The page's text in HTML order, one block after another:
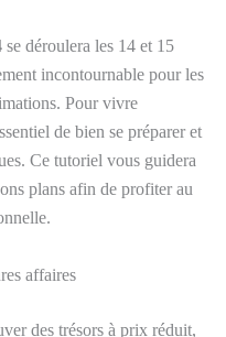
se déroulera les 14 et 15
incontournable pour les
Pour vivre
de bien se préparer et
Ce tutoriel vous guidera
plans afin de profiter au
affaires
des trésors à prix réduit,